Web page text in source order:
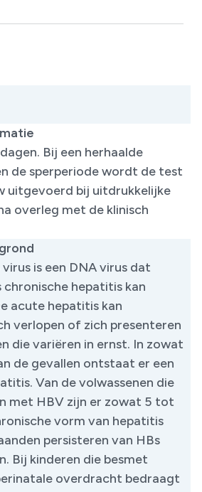
Bij een herhaalde
de sperperiode wordt de test
uitgevoerd bij uitdrukkelijke
overleg met de klinisch
is een DNA virus dat
chronische hepatitis kan
acute hepatitis kan
verlopen of zich presenteren
die variëren in ernst. In zowat
de gevallen ontstaat er een
Van de volwassenen die
met HBV zijn er zowat 5 tot
vorm van hepatitis
persisteren van HBs
Bij kinderen die besmet
overdracht bedraagt